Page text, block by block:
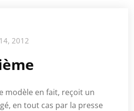
2012
modèle en fait, reçoit un
en tout cas par la presse